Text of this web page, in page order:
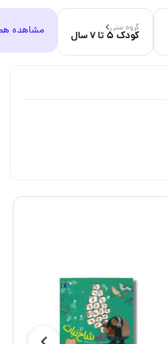
گروه سنی
کودک 5 تا 7 سال مشاهده